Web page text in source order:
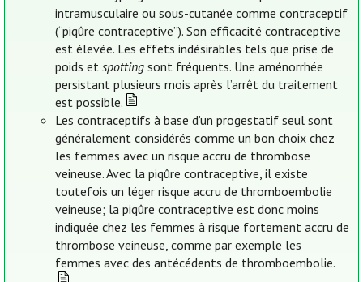
intramusculaire ou sous-cutanée comme contraceptif
(“piqûre contraceptive”). Son efficacité contraceptive
est élevée. Les effets indésirables tels que prise de
poids etspotting sont fréquents. Une aménorrhée
persistant plusieurs mois après l’arrêt du traitement
est possible.
Les contraceptifs à base d’un progestatif seul sont
généralement considérés comme un bon choix chez
les femmes avec un risque accru de thrombose
veineuse. Avec la piqûre contraceptive, il existe
toutefois un léger risque accru de thromboembolie
veineuse; la piqûre contraceptive est donc moins
indiquée chez les femmes à risque fortement accru de
thrombose veineuse, comme par exemple les
femmes avec des antécédents de thromboembolie.